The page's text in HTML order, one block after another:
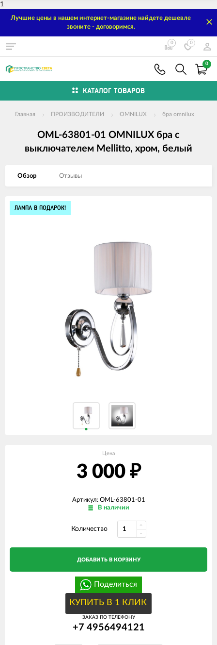
1
Лучшие цены в нашем интернет-магазине найдете дешевле
звоните - договоримся.
0 0
0
КАТАЛОГ ТОВАРОВ
Главная ПРОИЗВОДИТЕЛИ OMNILUX бра omnilux
OML-63801-01 OMNILUX бра с
выключателем Mellitto, хром, белый
Обзор Отзывы
Изображения
ЛАМПА В ПОДАРОК!
Цена
3 000 ₽
Артикул: OML-63801-01
В наличии
Количество
ДОБАВИТЬ В КОРЗИНУ
Поделиться
КУПИТЬ В 1 КЛИК
ЗАКАЗ ПО ТЕЛЕФОНУ
+7 4956494121